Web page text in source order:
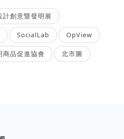
計創意暨發明展
SocialLab OpView
商品促進協會 北市圖